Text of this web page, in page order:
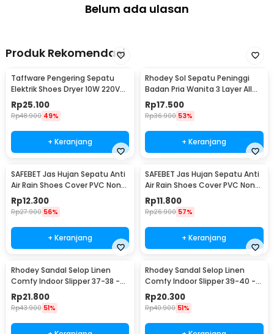
Belum ada ulasan
Produk Rekomendasi
Taffware Pengering Sepatu
Elektrik Shoes Dryer 10W 220V
EU Plug - TPS2
Rp25.100
Rp48.900 49%
+ Keranjang
Rhodey Sol Sepatu Peninggi
Badan Pria Wanita 3 Layer All
Size - C-728
Rp17.500
Rp36.900 53%
+ Keranjang
SAFEBET Jas Hujan Sepatu Anti
Air Rain Shoes Cover PVC Non
Slip Strap M 37-39 - H-101
Rp12.300
Rp27.900 56%
+ Keranjang
SAFEBET Jas Hujan Sepatu Anti
Air Rain Shoes Cover PVC Non
Slip Strap XL 42-43 - H-101
Rp11.800
Rp26.900 57%
+ Keranjang
Rhodey Sandal Selop Linen
Comfy Indoor Slipper 37-38 -
YT22
Rp21.800
Rp43.900 51%
Rhodey Sandal Selop Linen
Comfy Indoor Slipper 39-40 -
YT22
Rp20.300
Rp40.900 51%